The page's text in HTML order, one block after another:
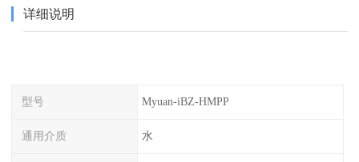
详细说明
型号 Myuan-iBZ-HMPP
通用介质 水